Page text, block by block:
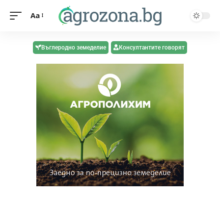
Aa
Въглеродно земеделие Консултантите говорят